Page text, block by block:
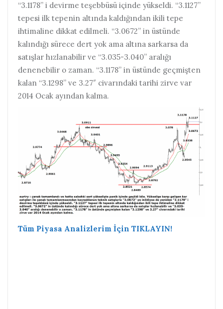
“3.1178” i devirme teşebbüsü içinde yükseldi. “3.1127”
tepesi ilk tepenin altında kaldığından ikili tepe
ihtimaline dikkat edilmeli. “3.0672” in üstünde
kalındığı sürece dert yok ama altına sarkarsa da
satışlar hızlanabilir ve “3.035-3.040” aralığı
denenebilir o zaman. “3.1178” in üstünde geçmişten
kalan “3.1298” ve 3.27″ civarındaki tarihi zirve var
2014 Ocak ayından kalma.
Tüm Piyasa Analizlerim İçin TIKLAYIN!